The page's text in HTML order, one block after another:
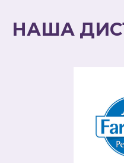
НАША